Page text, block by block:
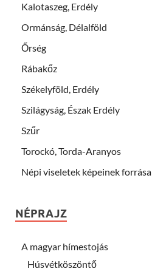
Kalotaszeg, Erdély
Ormánság, Délalföld
Őrség
Rábakőz
Székelyföld, Erdély
Szilágyság, Észak Erdély
Szűr
Torockó, Torda-Aranyos
Népi viseletek képeinek forrása
NÉPRAJZ
A magyar hímestojás
Húsvétköszöntő